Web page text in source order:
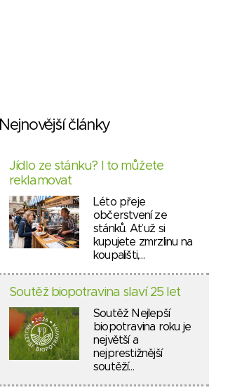
Nejnovější články
Jídlo ze stánku? I to můžete
reklamovat
Léto přeje
občerstvení ze
stánků. Ať už si
kupujete zmrzlinu na
koupališti,…
Soutěž biopotravina slaví 25 let
Soutěž Nejlepší
biopotravina roku je
největší a
nejprestižnější
soutěží…